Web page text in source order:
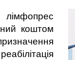
коштом